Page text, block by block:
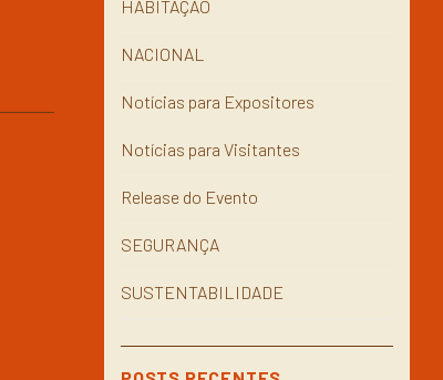
HABITAÇÃO
NACIONAL
Notícias para Expositores
Notícias para Visitantes
Release do Evento
SEGURANÇA
SUSTENTABILIDADE